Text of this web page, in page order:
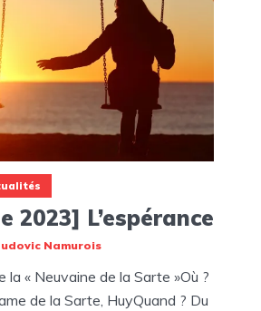
2023] L’espérance
Namurois
la « Neuvaine de la Sarte »Où ?
de la Sarte, HuyQuand ? Du